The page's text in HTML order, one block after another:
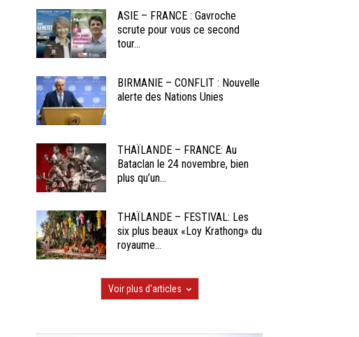
ASIE – FRANCE : Gavroche
scrute pour vous ce second
tour...
BIRMANIE – CONFLIT : Nouvelle
alerte des Nations Unies
THAÏLANDE – FRANCE: Au
Bataclan le 24 novembre, bien
plus qu’un...
THAÏLANDE – FESTIVAL: Les
six plus beaux «Loy Krathong» du
royaume...
Voir plus d'articles